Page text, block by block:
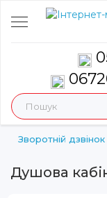
Зворотній дзвінок
Душова